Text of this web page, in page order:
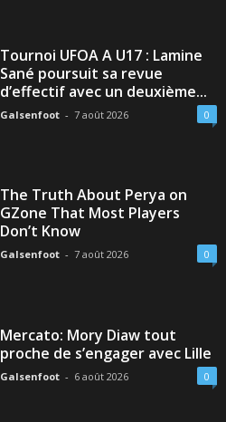
Tournoi UFOA A U17 : Lamine
Sané poursuit sa revue
d’effectif avec un deuxième...
Galsenfoot - 7 août 2026 0
The Truth About Perya on
GZone That Most Players
Don’t Know
Galsenfoot - 7 août 2026 0
Mercato: Mory Diaw tout
proche de s’engager avec Lille
Galsenfoot - 6 août 2026 0